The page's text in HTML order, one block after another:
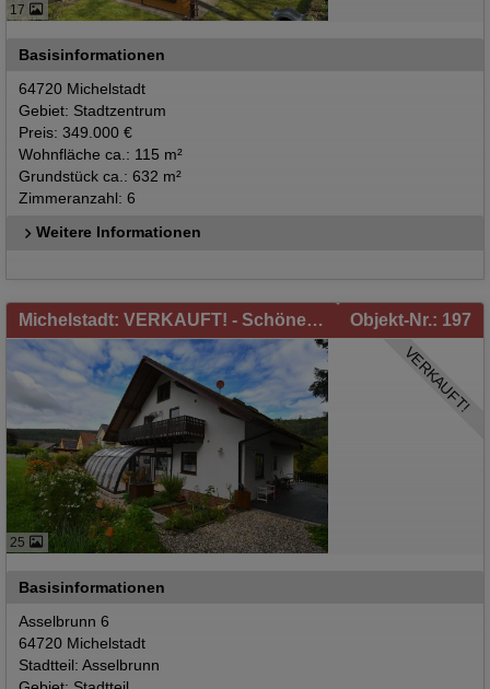
17
Basisinformationen
64720 Michelstadt
Gebiet: Stadtzentrum
Preis: 349.000 €
Wohnfläche ca.: 115 m²
Grundstück ca.: 632 m²
Zimmeranzahl: 6
Weitere Informationen
Michelstadt: VERKAUFT! - Schönes Einfamilienhaus mit Einliegerwohnung in Michelstadt / Asselbrunn zu verkaufen! Objekt-Nr.: 197
25
VERKAUFT!
Basisinformationen
Asselbrunn 6
64720 Michelstadt
Stadtteil: Asselbrunn